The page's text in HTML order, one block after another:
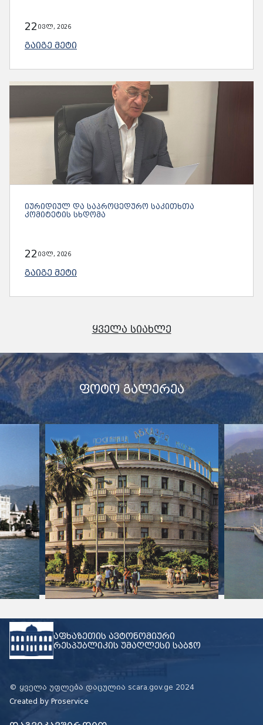
22 ივლ, 2026
ᲒᲐᲘᲒᲔ ᲛᲔᲢᲘ
ᲘᲣᲠᲘᲓᲘᲣᲚ ᲓᲐ ᲡᲐᲞᲠᲝᲪᲔᲓᲣᲠᲝ ᲡᲐᲙᲘᲗᲮᲗᲐ
ᲙᲝᲛᲘᲢᲔᲢᲘᲡ ᲡᲮᲓᲝᲛᲐ
22 ივლ, 2026
ᲒᲐᲘᲒᲔ ᲛᲔᲢᲘ
ᲧᲕᲔᲚᲐ ᲡᲘᲐᲮᲚᲔ
ᲤᲝᲢᲝ ᲒᲐᲚᲔᲠᲔᲐ
აფხაზეთის ავტონომიური
რესპუბლიკის უმაღლესი საბჭო
© ყველა უფლება დაცულია scara.gov.ge 2024
Created by Proservice